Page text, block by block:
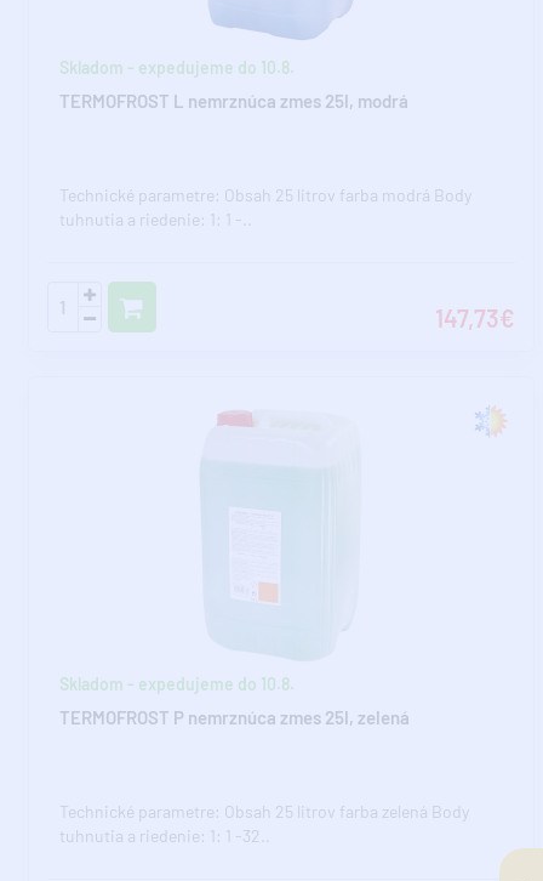
Skladom - expedujeme do 10.8.
TERMOFROST L nemrznúca zmes 25l, modrá
Technické parametre: Obsah 25 litrov farba modrá Body
tuhnutia a riedenie: 1: 1 -..
147,73€
Skladom - expedujeme do 10.8.
TERMOFROST P nemrznúca zmes 25l, zelená
Technické parametre: Obsah 25 litrov farba zelená Body
tuhnutia a riedenie: 1: 1 -32..